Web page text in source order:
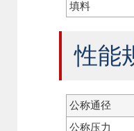
填料
性能
公称通径
公称压力